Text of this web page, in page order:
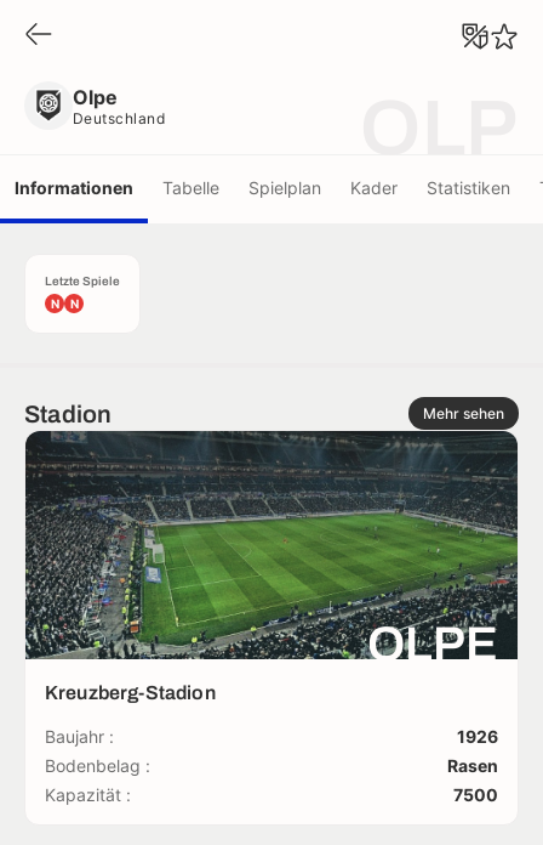
Olpe
Deutschland
Informationen Tabelle Spielplan Kader Statistiken
Letzte Spiele
N N
Stadion Mehr sehen
OLPE
Kreuzberg-Stadion
Baujahr :
1926
Bodenbelag :
Rasen
Kapazität :
7500